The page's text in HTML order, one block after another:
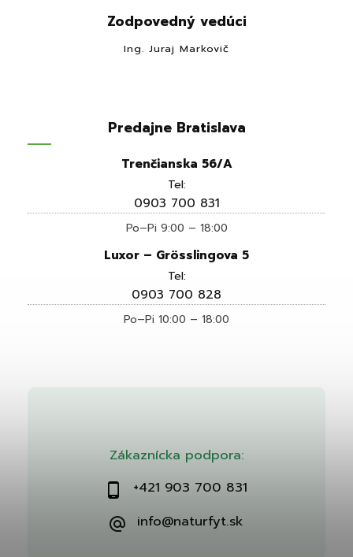
Zákaznícka podpora:
+421 903 700 831
info@naturfyt.sk
Zodpovedný vedúci
Ing. Juraj Markovič
Predajne Bratislava
Trenčianska 56/A
Tel:
0903 700 831
Po–Pi 9:00 – 18:00
Luxor – Grösslingova 5
Tel:
0903 700 828
Po–Pi 10:00 – 18:00